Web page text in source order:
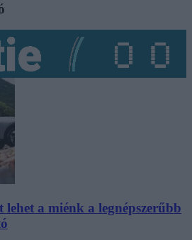
a miénk a legnépszerűbb